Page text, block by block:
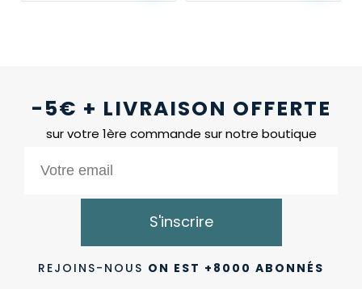
-5€ + LIVRAISON OFFERTE
sur votre 1ère commande sur notre boutique
S'inscrire
REJOINS-NOUS ON EST +8000 ABONNÉS